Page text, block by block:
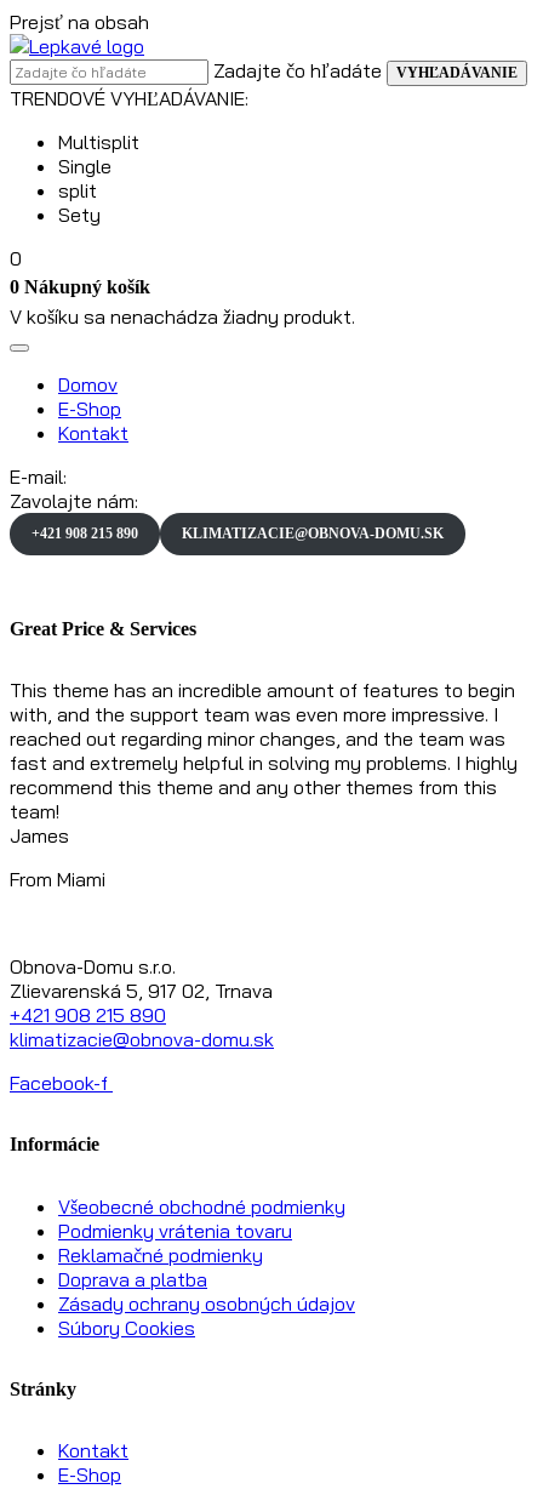
Prejsť na obsah
Zadajte čo hľadáte
VYHĽADÁVANIE
TRENDOVÉ VYHĽADÁVANIE:
Multisplit
Single
split
Sety
0
0 Nákupný košík
V košíku sa nenachádza žiadny produkt.
Domov
E-Shop
Kontakt
E-mail:
Zavolajte nám:
+421 908 215 890 KLIMATIZACIE@OBNOVA-DOMU.SK
Great Price & Services
This theme has an incredible amount of features to begin
with, and the support team was even more impressive. I
reached out regarding minor changes, and the team was
fast and extremely helpful in solving my problems. I highly
recommend this theme and any other themes from this
team!
James
From Miami
Obnova-Domu s.r.o.
Zlievarenská 5, 917 02, Trnava
+421 908 215 890
klimatizacie@obnova-domu.sk
Facebook-f
Informácie
Všeobecné obchodné podmienky
Podmienky vrátenia tovaru
Reklamačné podmienky
Doprava a platba
Zásady ochrany osobných údajov
Súbory Cookies
Stránky
Kontakt
E-Shop